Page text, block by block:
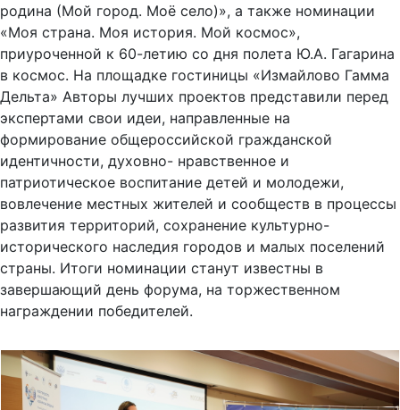
родина (Мой город. Моё село)», а также номинации
«Моя страна. Моя история. Мой космос»,
приуроченной к 60-летию со дня полета Ю.А. Гагарина
в космос. На площадке гостиницы «Измайлово Гамма
Дельта» Авторы лучших проектов представили перед
экспертами свои идеи, направленные на
формирование общероссийской гражданской
идентичности, духовно- нравственное и
патриотическое воспитание детей и молодежи,
вовлечение местных жителей и сообществ в процессы
развития территорий, сохранение культурно-
исторического наследия городов и малых поселений
страны. Итоги номинации станут известны в
завершающий день форума, на торжественном
награждении победителей.